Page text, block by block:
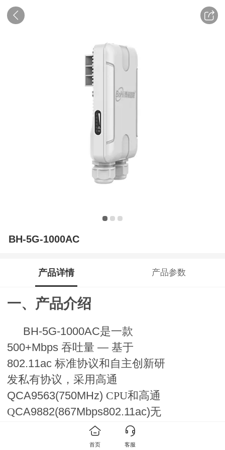
BH-5G-1000AC
产品详情 产品参数
一、产品介绍
BH-5G-1000AC是一款
500+Mbps 吞吐量 — 基于
802.11ac 标准协议和自主创新研
发私有协议，采用高通
QCA9563(750MHz) CPU和高通
QCA9882(867Mbps802.11ac)无
64 MBytes RAM 16
MBytes 闪存，支持千兆以太网口
首页 客服